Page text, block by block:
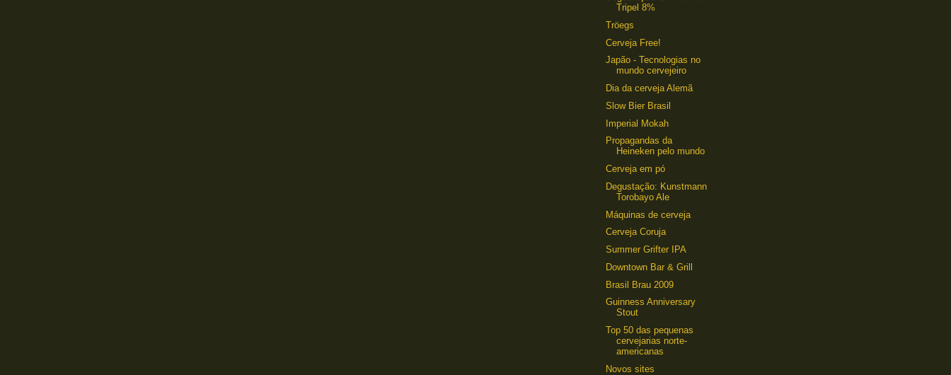
Tripel 8%
Tröegs
Cerveja Free!
Japão - Tecnologias no
mundo cervejeiro
Dia da cerveja Alemã
Slow Bier Brasil
Imperial Mokah
Propagandas da
Heineken pelo mundo
Cerveja em pó
Degustação: Kunstmann
Torobayo Ale
Máquinas de cerveja
Cerveja Coruja
Summer Grifter IPA
Downtown Bar & Grill
Brasil Brau 2009
Guinness Anniversary
Stout
Top 50 das pequenas
cervejarias norte-
americanas
Novos sites